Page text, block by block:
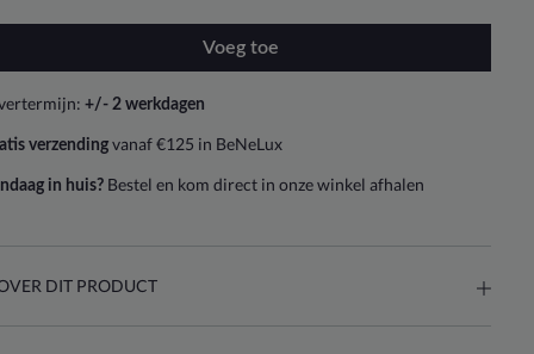
Voeg toe
+/- 2 werkdagen
verzending vanaf €125 in BeNeLux
in huis? Bestel en kom direct in onze winkel afhalen
DIT PRODUCT